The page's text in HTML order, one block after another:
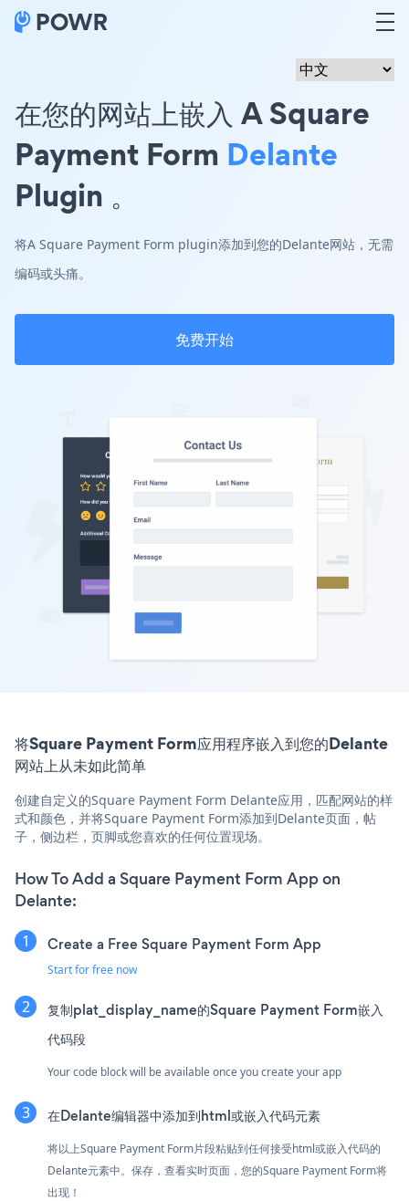
在您的网站上嵌入 A Square
Payment Form Delante
Plugin 。
将A Square Payment Form plugin添加到您的Delante网站，无需
编码或头痛。
免费开始
将Square Payment Form应用程序嵌入到您的Delante
网站上从未如此简单
创建自定义的Square Payment Form Delante应用，匹配网站的样
式和颜色，并将Square Payment Form添加到Delante页面，帖
子，侧边栏，页脚或您喜欢的任何位置现场。
How To Add a Square Payment Form App on
Delante:
Create a Free Square Payment Form App
Start for free now
复制plat_display_name的Square Payment Form嵌入
代码段
Your code block will be available once you create your app
在Delante编辑器中添加到html或嵌入代码元素
将以上Square Payment Form片段粘贴到任何接受html或嵌入代码的
Delante元素中。保存，查看实时页面，您的Square Payment Form将
出现！